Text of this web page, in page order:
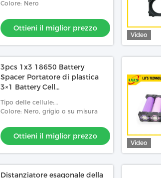
Colore: Nero
Ottieni il miglior prezzo
Video
3pcs 1x3 18650 Battery
Spacer Portatore di plastica
3×1 Battery Cell
batteria cilindrica spacer
Tipo delle cellule:
18650/26650/21700/32650/32700
Colore: Nero, grigio o su misura
Ottieni il miglior prezzo
Video
Distanziatore esagonale della